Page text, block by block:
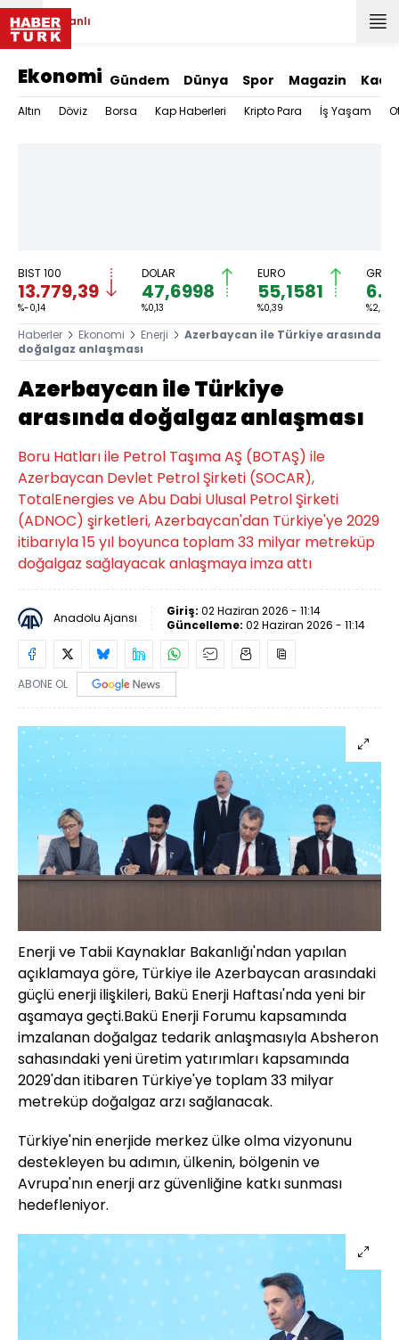
Canlı
Ekonomi Gündem Dünya Spor Magazin
Altın Döviz Borsa Kap Haberleri Kripto Para İş Yaşam
BIST 100
13.779,39
%-0,14
DOLAR
47,6998
%0,13
EURO
55,1581
%0,39 %2,59
Haberler Ekonomi Enerji
Azerbaycan ile Türkiye arasında
doğalgaz anlaşması
Azerbaycan ile Türkiye
arasında doğalgaz anlaşması
Boru Hatları ile Petrol Taşıma AŞ (BOTAŞ) ile
Azerbaycan Devlet Petrol Şirketi (SOCAR),
TotalEnergies ve Abu Dabi Ulusal Petrol Şirketi
(ADNOC) şirketleri, Azerbaycan'dan Türkiye'ye 2029
itibarıyla 15 yıl boyunca toplam 33 milyar metreküp
doğalgaz sağlayacak anlaşmaya imza attı
Anadolu Ajansı Giriş: 02 Haziran 2026 - 11:14
Güncelleme: 02 Haziran 2026 - 11:14
ABONE OL
Enerji ve Tabii Kaynaklar Bakanlığı'ndan yapılan
açıklamaya göre, Türkiye ile Azerbaycan arasındaki
güçlü enerji ilişkileri, Bakü Enerji Haftası'nda yeni bir
aşamaya geçti.Bakü Enerji Forumu kapsamında
imzalanan doğalgaz tedarik anlaşmasıyla Absheron
sahasındaki yeni üretim yatırımları kapsamında
2029'dan itibaren Türkiye'ye toplam 33 milyar
metreküp doğalgaz arzı sağlanacak.
Türkiye'nin enerjide merkez ülke olma vizyonunu
destekleyen bu adımın, ülkenin, bölgenin ve
Avrupa'nın enerji arz güvenliğine katkı sunması
hedefleniyor.